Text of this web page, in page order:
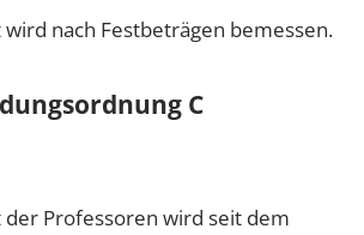
wird nach Festbeträgen bemessen.
C
der Professoren wird seit dem